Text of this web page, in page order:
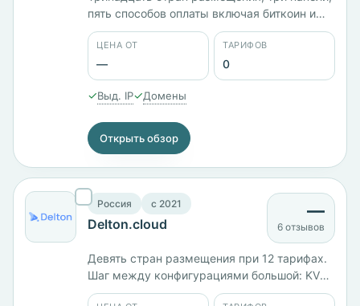
пять способов оплаты включая биткоин и
широкий набор технологий — PHP, MySQL,
Python, Django и Java. Работает с 2013 года.
ЦЕНА ОТ
—
ТАРИФОВ
0
✓Выд. IP✓Домены
Открыть обзор
Россия c 2021
Delton.cloud
—
6 отзывов
Девять стран размещения при 12 тарифах.
Шаг между конфигурациями большой: KVM-
1 с 1 ГБ памяти стоит 200 ₽/мес, KVM-2